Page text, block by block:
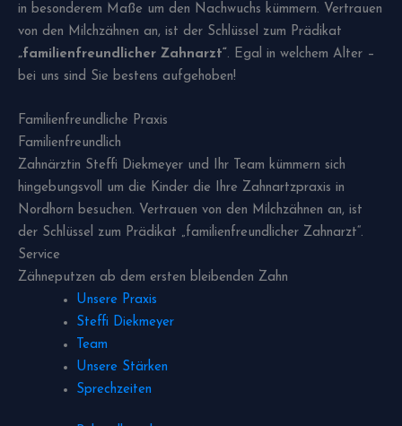
in besonderem Maße um den Nachwuchs kümmern. Vertrauen
von den Milchzähnen an, ist der Schlüssel zum Prädikat
„familienfreundlicher Zahnarzt“. Egal in welchem Alter –
bei uns sind Sie bestens aufgehoben!
Familienfreundliche Praxis
Familienfreundlich
Zahnärztin Steffi Diekmeyer und Ihr Team kümmern sich
hingebungsvoll um die Kinder die Ihre Zahnartzpraxis in
Nordhorn besuchen. Vertrauen von den Milchzähnen an, ist
der Schlüssel zum Prädikat „familienfreundlicher Zahnarzt“.
Service
Zähneputzen ab dem ersten bleibenden Zahn
Unsere Praxis
Steffi Diekmeyer
Team
Unsere Stärken
Sprechzeiten